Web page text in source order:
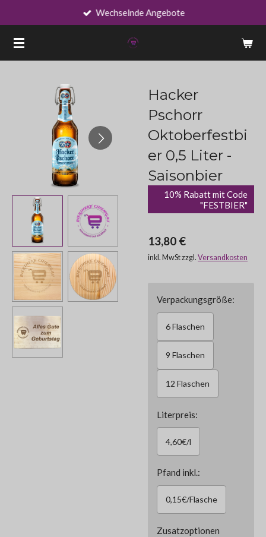
springen
Wechselnde Angebote
Hacker
Pschorr
Oktoberfestbi
er 0,5 Liter -
Saisonbier
10% Rabatt mit Code
"FESTBIER"
13,80 €
inkl. MwSt zzgl. Versandkosten
Verpackungsgröße:
6 Flaschen
9 Flaschen
12 Flaschen
Literpreis:
4,60€/l
Pfand inkl.:
0,15€/Flasche
Zusatzoptionen